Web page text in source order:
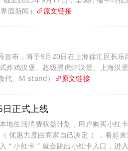
面新闻）
原文链接
布，将于9月20日在上海徐汇区长
炸鸡汉堡、超级黑虎虾汉堡、上海汉
代、M stand）
原文链接
正式上线
地生活消费权益计划，用户购买小红
优惠力度由商家自己决定 ），看起
“ 小红卡 ” 就会跳出小红卡入口，进